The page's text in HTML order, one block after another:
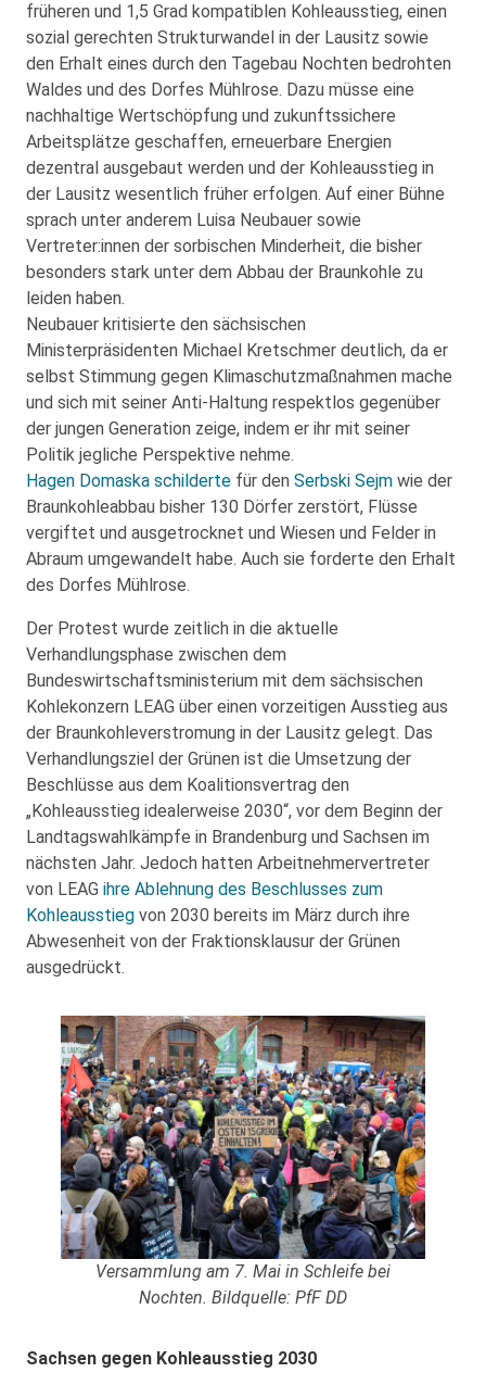
früheren und 1,5 Grad kompatiblen Kohleausstieg, einen
sozial gerechten Strukturwandel in der Lausitz sowie
den Erhalt eines durch den Tagebau Nochten bedrohten
Waldes und des Dorfes Mühlrose. Dazu müsse eine
nachhaltige Wertschöpfung und zukunftssichere
Arbeitsplätze geschaffen, erneuerbare Energien
dezentral ausgebaut werden und der Kohleausstieg in
der Lausitz wesentlich früher erfolgen. Auf einer Bühne
sprach unter anderem Luisa Neubauer sowie
Vertreter:innen der sorbischen Minderheit, die bisher
besonders stark unter dem Abbau der Braunkohle zu
leiden haben.
Neubauer kritisierte den sächsischen
Ministerpräsidenten Michael Kretschmer deutlich, da er
selbst Stimmung gegen Klimaschutzmaßnahmen mache
und sich mit seiner Anti-Haltung respektlos gegenüber
der jungen Generation zeige, indem er ihr mit seiner
Politik jegliche Perspektive nehme.
Hagen Domaska schilderte für den Serbski Sejm wie der
Braunkohleabbau bisher 130 Dörfer zerstört, Flüsse
vergiftet und ausgetrocknet und Wiesen und Felder in
Abraum umgewandelt habe. Auch sie forderte den Erhalt
des Dorfes Mühlrose.
Der Protest wurde zeitlich in die aktuelle
Verhandlungsphase zwischen dem
Bundeswirtschaftsministerium mit dem sächsischen
Kohlekonzern LEAG über einen vorzeitigen Ausstieg aus
der Braunkohleverstromung in der Lausitz gelegt. Das
Verhandlungsziel der Grünen ist die Umsetzung der
Beschlüsse aus dem Koalitionsvertrag den
„Kohleausstieg idealerweise 2030“, vor dem Beginn der
Landtagswahlkämpfe in Brandenburg und Sachsen im
nächsten Jahr. Jedoch hatten Arbeitnehmervertreter
von LEAG ihre Ablehnung des Beschlusses zum
Kohleausstieg von 2030 bereits im März durch ihre
Abwesenheit von der Fraktionsklausur der Grünen
ausgedrückt.
Versammlung am 7. Mai in Schleife bei
Nochten. Bildquelle: PfF DD
Sachsen gegen Kohleausstieg 2030